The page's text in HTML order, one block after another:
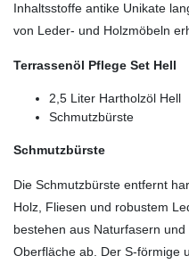
Inhaltsstoffe antike Unikate
von Leder- und Holzmöbeln
Terrassenöl Pflege Set Hell
2,5 Liter Hartholzöl Hell
Schmutzbürste
Schmutzbürste
Die Schmutzbürste entfernt
Holz, Fliesen und robustem
bestehen aus Naturfasern
Oberfläche ab. Der S-förmige